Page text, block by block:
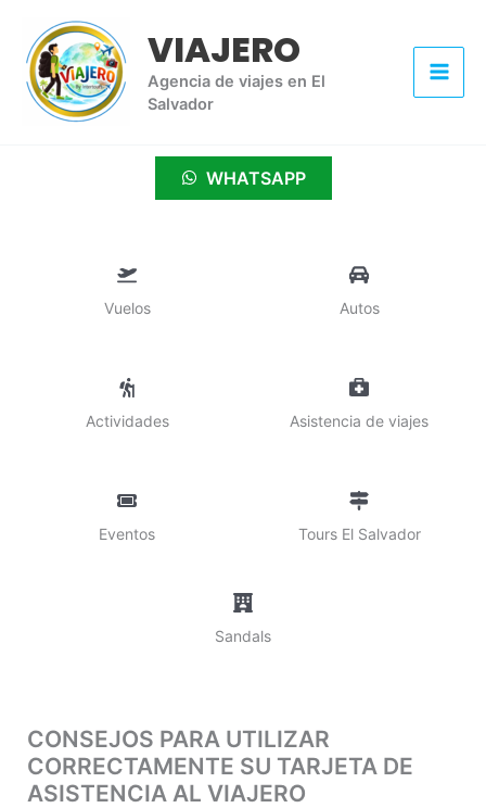
contenido
VIAJERO
Agencia de viajes en El
Salvador
WHATSAPP
Vuelos Autos
Actividades Asistencia de viajes
Eventos Tours El Salvador
Sandals
CONSEJOS PARA UTILIZAR
CORRECTAMENTE SU TARJETA DE
ASISTENCIA AL VIAJERO